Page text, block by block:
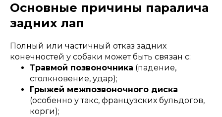
Основные причины паралича
задних лап
Полный или частичный отказ задних
конечностей у собаки может быть связан с:
Травмой позвоночника (падение,
столкновение, удар);
Грыжей межпозвоночного диска
(особенно у такс, французских бульдогов,
корги);